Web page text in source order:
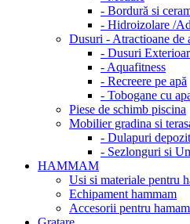
- Bordură si
- Hidroizolare /
Dusuri - Atractioane de
- Dusuri
- Aquafitness
- Recreere pe apă
- Tobogane cu
Piese de schimb piscina
Mobilier gradina si
- Dulapuri
- Sezlonguri si
HAMMAM
Usi si materiale pentru
Echipament hammam
Accesorii pentru hamam